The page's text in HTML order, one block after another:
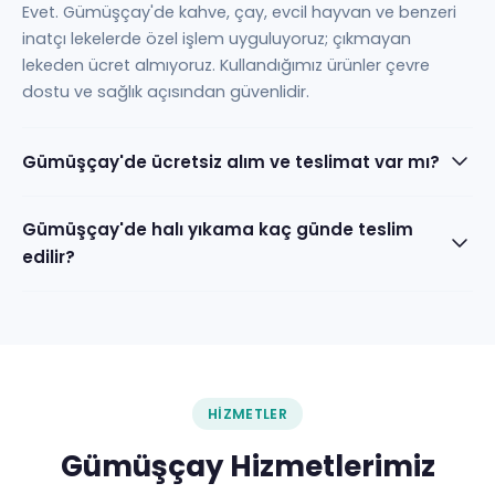
Evet. Gümüşçay'de kahve, çay, evcil hayvan ve benzeri
inatçı lekelerde özel işlem uyguluyoruz; çıkmayan
lekeden ücret almıyoruz. Kullandığımız ürünler çevre
dostu ve sağlık açısından güvenlidir.
Gümüşçay'de ücretsiz alım ve teslimat var mı?
Gümüşçay'de halı yıkama kaç günde teslim
edilir?
HIZMETLER
Gümüşçay Hizmetlerimiz